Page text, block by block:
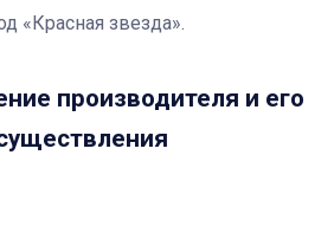
«Красная звезда».
производителя и его